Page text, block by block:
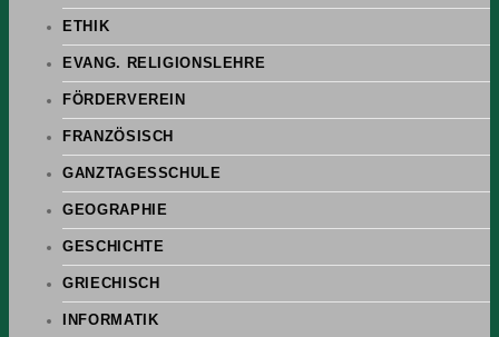
ETHIK
EVANG. RELIGIONSLEHRE
FÖRDERVEREIN
FRANZÖSISCH
GANZTAGESSCHULE
GEOGRAPHIE
GESCHICHTE
GRIECHISCH
INFORMATIK